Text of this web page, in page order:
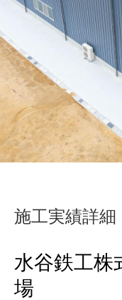
施工実績詳細
水谷鉄工株
場